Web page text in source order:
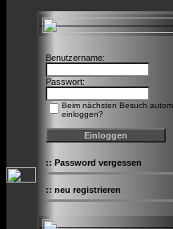
Benutzername:
Passwort:
Beim nächsten Besuch
einloggen?
:: Password vergessen
:: neu registrieren